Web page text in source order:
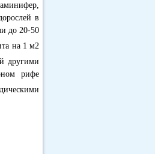
в
до 20-50
на 1 м2
другими
рифе